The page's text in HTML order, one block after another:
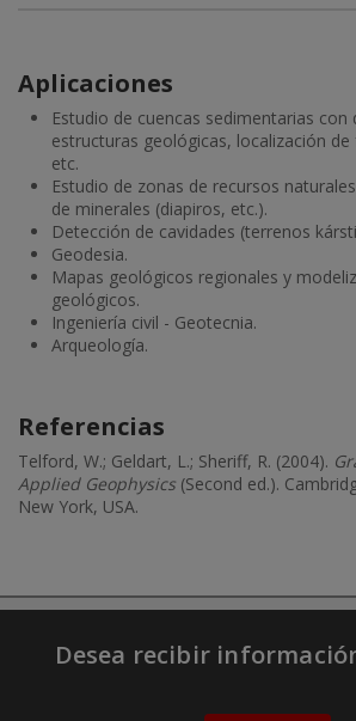
Aplicaciones
Estudio de cuencas sedimentarias
estructuras geológicas, localización
etc.
Estudio de zonas de recursos
de minerales (diapiros, etc.).
Detección de cavidades (terrenos
Geodesia.
Mapas geológicos regionales y
geológicos.
Ingeniería civil - Geotecnia.
Arqueología.
Referencias
Telford, W.; Geldart, L.; Sheriff, R. (2004).
Applied Geophysics (Second ed.).
New York, USA.
Desea recibir